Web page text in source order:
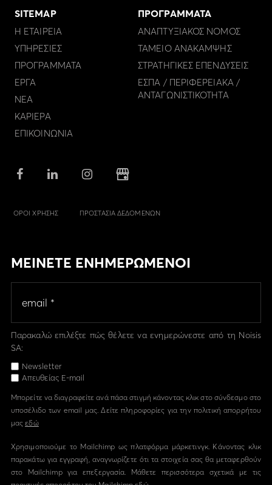
SITEMAP
Η ΕΤΑΙΡΕΙΑ
ΥΠΗΡΕΣΙΕΣ
ΠΡΟΓΡΑΜΜΑΤΑ
ΕΡΓΑ
ΝΕΑ
ΚΑΡΙΕΡΑ
ΕΠΙΚΟΙΝΩΝΙΑ
ΠΡΟΓΡΑΜΜΑΤΑ
ΑΝΑΠΤΥΞΙΑΚΟΣ ΝΟΜΟΣ
ΤΑΜΕΙΟ ΑΝΑΚΑΜΨΗΣ
ΣΤΡΑΤΗΓΙΚΕΣ ΕΠΕΝΔΥΣΕΙΣ
ΕΣΠΑ / ΠΕΡΙΦΕΡΕΙΑΚΑ /
ΑΝΤΑΓΩΝΙΣΤΙΚΟΤΗΤΑ
ΟΡΟΙ ΧΡΗΣΗΣ ΠΡΟΣΤΑΣΙΑ ΔΕΔΟΜΕΝΩΝ
ΜΕΙΝΕΤΕ ΕΝΗΜΕΡΩΜΕΝΟΙ
Παρακαλώ επιλέξτε πώς θέλετε να ενημερώνεστε από τη Noisis
SA:
Newsletter
Απευθείας E-mail
Μπορείτε να διαγραφείτε ανά πάσα στιγμή κάνοντας κλικ στο σύνδεσμο στο
υποσέλιδο των email μας. Δείτε πληροφορίες για την πολιτική απορρήτου
μαςεδώ
Χρησιμοποιούμε το Mailchimp ως πλατφόρμα μάρκετινγκ. Κάνοντας κλικ
παρακάτω για εγγραφή, αναγνωρίζετε ότι τα στοιχεία σας θα μεταφερθούν
στο Mailchimp για επεξεργασία. Μάθετε περισσότερα σχετικά με τις